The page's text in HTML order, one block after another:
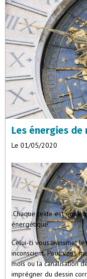
Les énergies de
Le 01/05/2020
.Chaque texte est
énergétique.
Celui-ci vous transmet
inconscient. Pour vous
mois ou la canalisation
imprégner du dessin